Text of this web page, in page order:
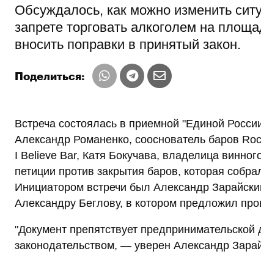
Обсуждалось, как можно изменить
запрете торговать алкоголем на
вносить поправки в принятый закон.
Поделиться:
Встреча состоялась в приемной "Единой
Александр Романенко, сооснователь баров
I Believe Bar, Катя Бокучава, владелица
петиции против закрытия баров, которая
Инициатором встречи был Александр
Александру Беглову, в котором предложил
"Документ препятствует
законодательством, — уверен Александр